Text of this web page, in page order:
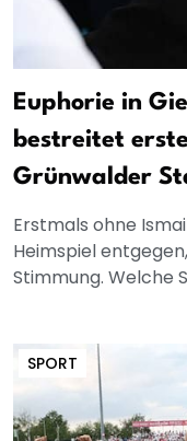
Euphorie in
bestreitet
Grünwalder
Erstmals ohne
Heimspiel
Stimmung. Welche
SPORT